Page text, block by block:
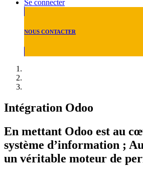
Se connecter
NOUS CONTACTER
Intégration Odoo
En mettant Odoo est au
système d’information ;
un véritable moteur de